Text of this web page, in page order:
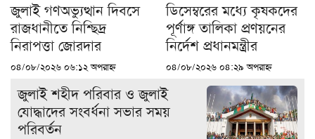
জুলাই গণঅভ্যুত্থান দিবসে
রাজধানীতে নিশ্ছিদ্র
নিরাপত্তা জোরদার
০৪/০৮/২০২৬ ০৬:১২ অপরাহ্ন
ডিসেম্বরের মধ্যে কৃষকদের
পূর্ণাঙ্গ তালিকা প্রণয়নের
নির্দেশ প্রধানমন্ত্রীর
০৪/০৮/২০২৬ ০৪:২৯ অপরাহ্ন
জুলাই শহীদ পরিবার ও জুলাই
যোদ্ধাদের সংবর্ধনা সভার সময়
পরিবর্তন